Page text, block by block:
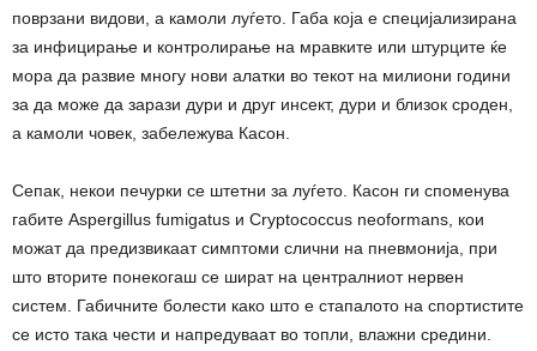
поврзани видови, а камоли луѓето. Габа која е специјализирана
за инфицирање и контролирање на мравките или штурците ќе
мора да развие многу нови алатки во текот на милиони години
за да може да зарази дури и друг инсект, дури и близок сроден,
а камоли човек, забележува Касон.
Сепак, некои печурки се штетни за луѓето. Касон ги споменува
габите Aspergillus fumigatus и Cryptococcus neoformans, кои
можат да предизвикаат симптоми слични на пневмонија, при
што вторите понекогаш се шират на централниот нервен
систем. Габичните болести како што е стапалото на спортистите
се исто така чести и напредуваат во топли, влажни средини.